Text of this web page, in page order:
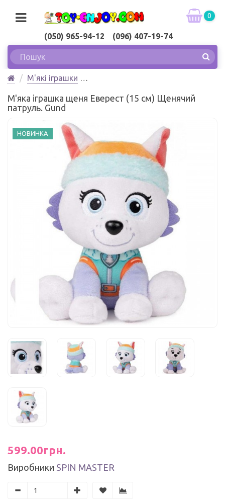
(050) 965-94-12 (096) 407-19-74
0
М'які іграшки
патруль. Gund
М'яка іграшка щеня Еверест (15 см) Щенячий
патруль. Gund
НОВИНКА
599.00грн.
Виробники SPIN MASTER